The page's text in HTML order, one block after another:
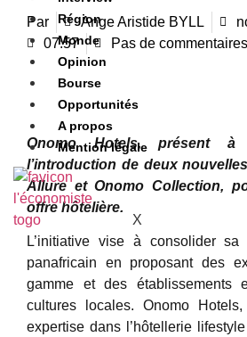
Région
Monde
Opinion
Bourse
Opportunités
A propos
Mention légale
X
Par Ange Aristide BYLL
07:57
Pas de commentaires
Onomo Hotels, présent à
l’introduction de deux
Allure et Onomo Collection,
offre hôtelière.
L’initiative vise à consolider
panafricain en proposant des
gamme et des établissements
cultures locales. Onomo
expertise dans l’hôtellerie